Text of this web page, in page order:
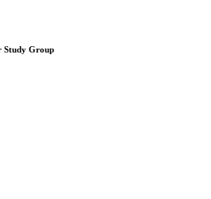
Study Group